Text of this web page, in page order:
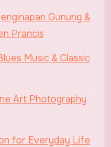
Gunung &
Prancis
Music & Classic
Art Photography
for Everyday Life